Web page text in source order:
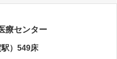
療センター
）549床